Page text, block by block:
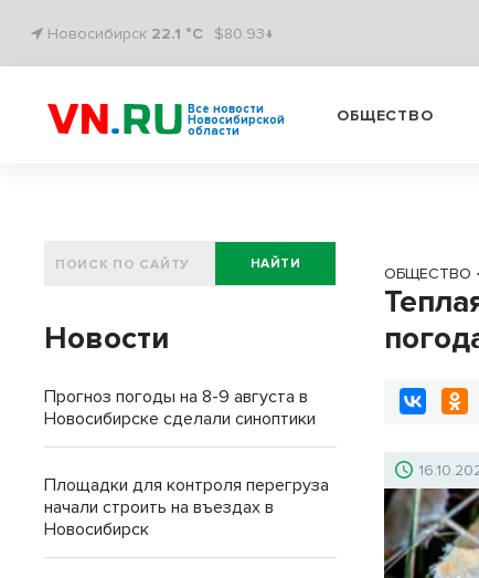
Новосибирск 22.1 °C $80.93↓
Все новости
Новосибирской
области
ОБЩЕСТВО
ОБЩЕСТВО
НАЙТИ
Новости
Прогноз погоды на 8-9 августа в
Новосибирске сделали синоптики
Площадки для контроля перегруза
начали строить на въездах в
Новосибирск